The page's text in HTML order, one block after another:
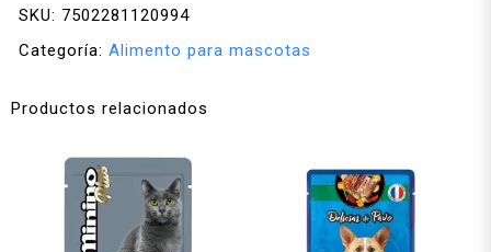
SKU: 7502281120994
Categoría: Alimento para mascotas
Productos relacionados